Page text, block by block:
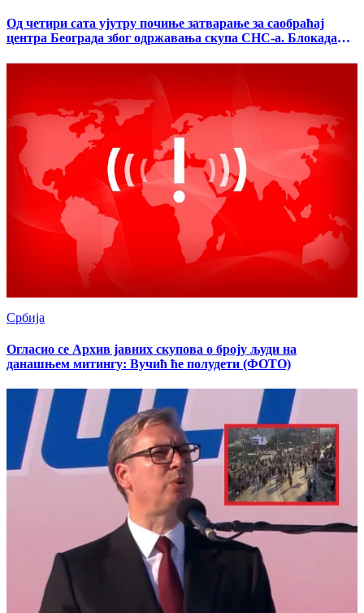
Од четири сата ујутру почиње затварање за саобраћај
центра Београда због одржавања скупа СНС-а. Блокада
Србија
Огласио се Архив јавних скупова о броју људи на
данашњем митингу: Вучић ће полудети (ФОТО)